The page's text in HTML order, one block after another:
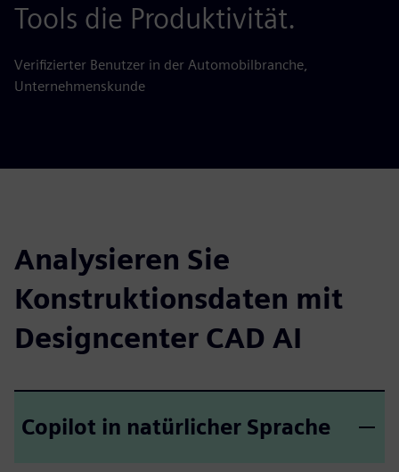
Tools die Produktivität.
Verifizierter Benutzer in der Automobilbranche,
Unternehmenskunde
Analysieren Sie
Konstruktionsdaten mit
Designcenter CAD AI
Copilot in natürlicher Sprache